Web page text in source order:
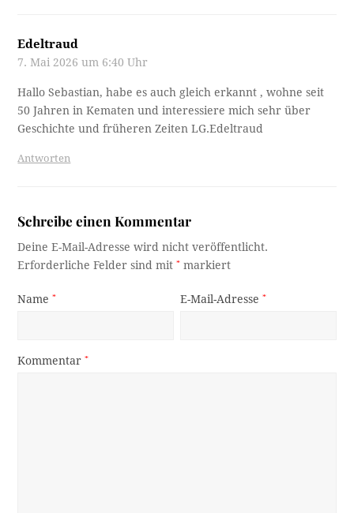
Edeltraud
7. Mai 2026 um 6:40 Uhr
Hallo Sebastian, habe es auch gleich erkannt , wohne seit
50 Jahren in Kematen und interessiere mich sehr über
Geschichte und früheren Zeiten LG.Edeltraud
Antworten
Schreibe einen Kommentar
Deine E-Mail-Adresse wird nicht veröffentlicht.
Erforderliche Felder sind mit* markiert
Name* E-Mail-Adresse*
Kommentar*